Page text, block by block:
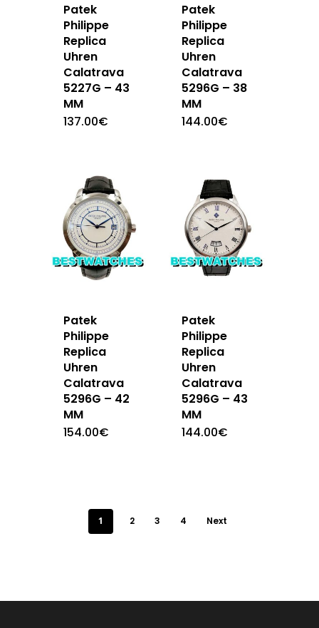
Patek
Philippe
Replica
Uhren
Calatrava
5227G – 43
MM
137.00€
Patek
Philippe
Replica
Uhren
Calatrava
5296G – 38
MM
144.00€
Patek
Philippe
Replica
Uhren
Calatrava
5296G – 42
MM
154.00€
Patek
Philippe
Replica
Uhren
Calatrava
5296G – 43
MM
144.00€
1 2 3 4 Next